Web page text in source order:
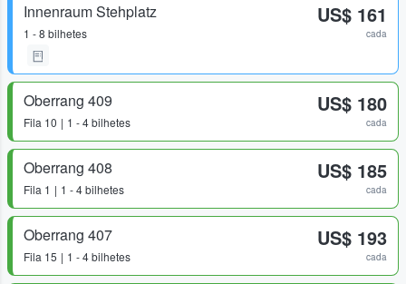
Innenraum Stehplatz
1 - 8 bilhetes
US$ 161
cada
Oberrang 409
Fila 10 1 - 4 bilhetes
US$ 180
cada
Oberrang 408
Fila 1 1 - 4 bilhetes
US$ 185
cada
Oberrang 407
Fila 15 1 - 4 bilhetes
US$ 193
cada